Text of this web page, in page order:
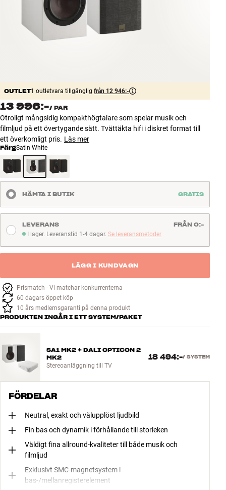
Tillbehör
INSPIRATION
ERBJUDANDEN
Hitta Butik
Kundtjänst
Logga in
Kundtjänst
Bygg med ljud
Företag
OUTLET1 outletvara tillgänglig från 12 946:-
13 996:-/ PAR
Otroligt mångsidig kompakthögtalare som spelar musik och
filmljud på ett övertygande sätt. Tvättäkta hifi i diskret format till
ett överkomligt pris. Läs mer
FärgSatin White
HÄMTA I BUTIK GRATIS
I lager. Leveranstid 1-4 dagar
I lager. Leveranstid 1-4 dagar. Se leveransmetoder
LEVERANS FRÅN 0:-
LÄGG I KUNDVAGN
Prismatch - Vi matchar konkurrenterna
60 dagars öppet köp
10 års medlemsgaranti på denna produkt
PRODUKTEN INGÅR I ETT SYSTEM/PAKET
SA1 MK2 + DALI OPTICON 2
MK2
Stereoanläggning till TV
18 494:-/ SYSTEM
FÖRDELAR
Neutral, exakt och välupplöst ljudbild
Fin bas och dynamik i förhållande till storleken
Väldigt fina allround-kvaliteter till både musik och
filmljud
Exklusivt SMC-magnetsystem i
bas-/mellanregisterelement